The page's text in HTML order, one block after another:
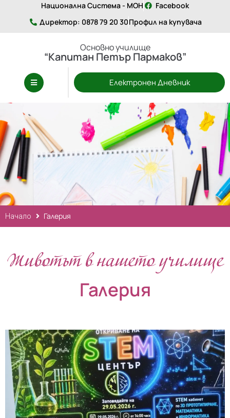
Национална Система - МОН
Facebook
Директор: 0878 79 20 30Профил на купувача
Основно училище
“Капитан Петър Пармаков”
Електронен Дневник
Начало Галерия
Животът в нашето училище
Галерия